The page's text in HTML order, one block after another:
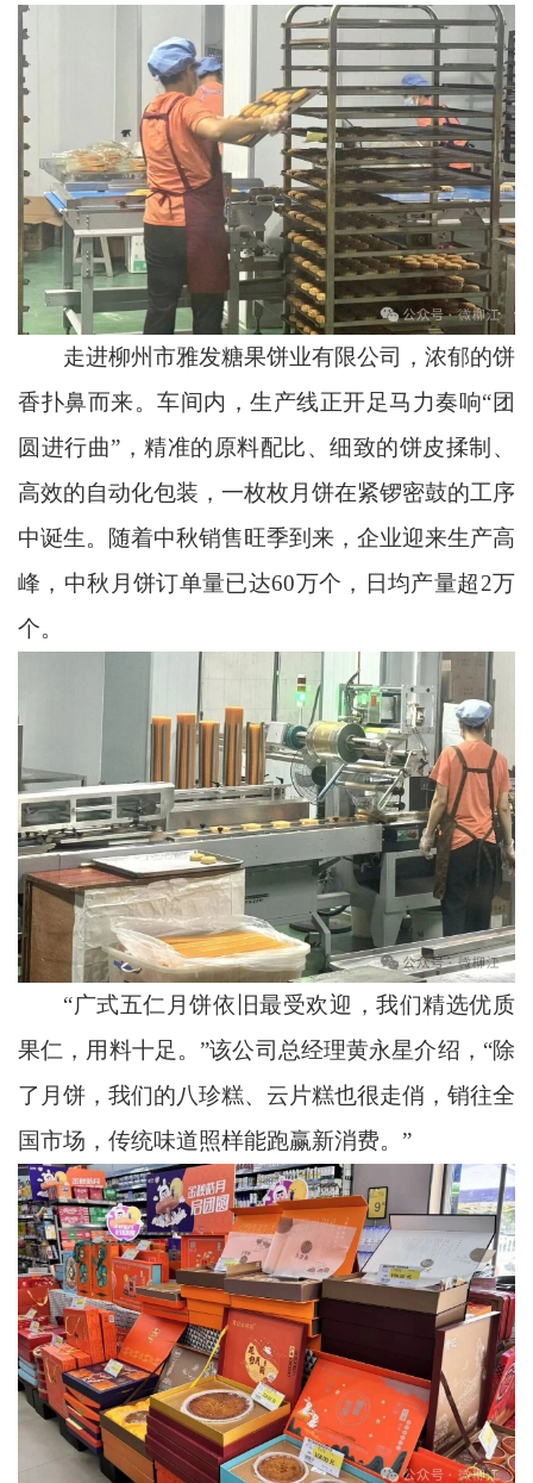
走进柳州市雅发糖果饼业有限公司，浓郁的饼
香扑鼻而来。车间内，生产线正开足马力奏响“团
圆进行曲”，精准的原料配比、细致的饼皮揉制、
高效的自动化包装，一枚枚月饼在紧锣密鼓的工序
中诞生。随着中秋销售旺季到来，企业迎来生产高
峰，中秋月饼订单量已达60万个，日均产量超2万
个。
“广式五仁月饼依旧最受欢迎，我们精选优质
果仁，用料十足。”该公司总经理黄永星介绍，“除
了月饼，我们的八珍糕、云片糕也很走俏，销往全
国市场，传统味道照样能跑赢新消费。”